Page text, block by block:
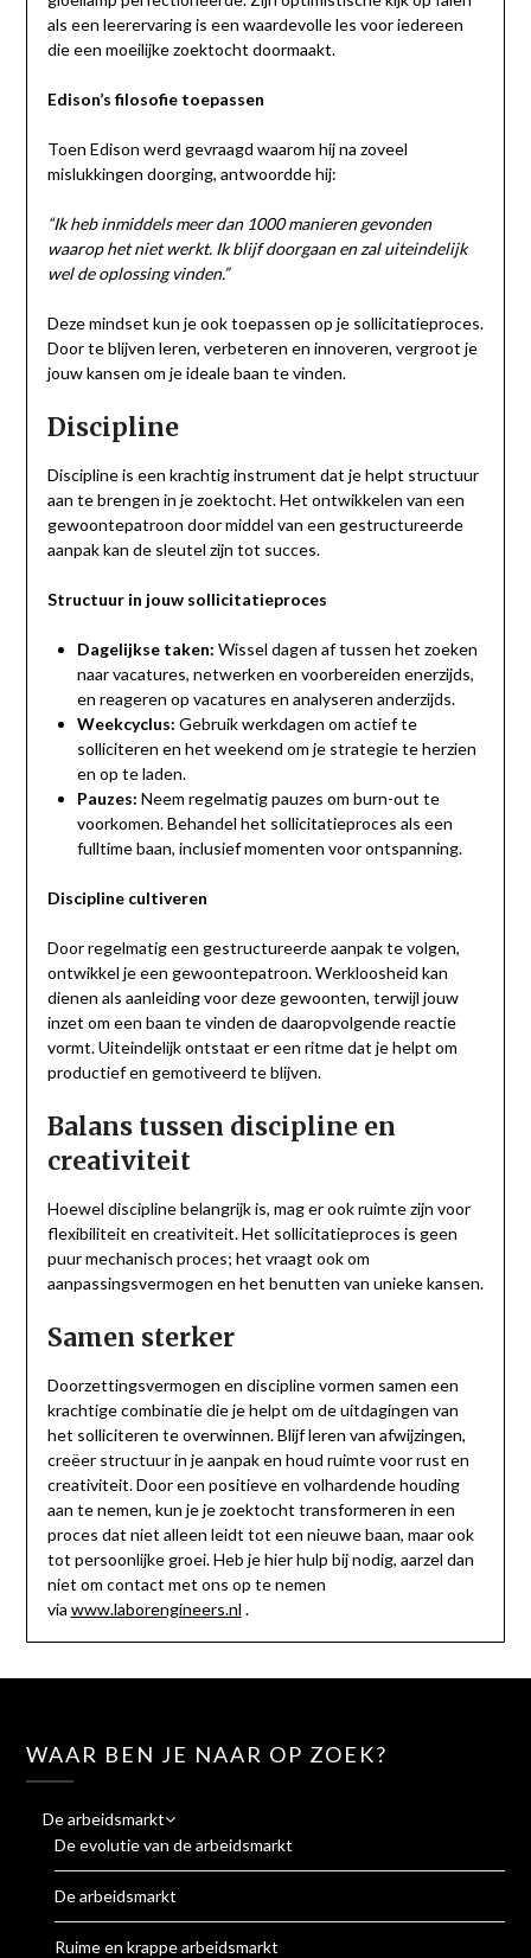
als een leerervaring is een waardevolle les voor iedereen
die een moeilijke zoektocht doormaakt.
Edison’s filosofie toepassen
Toen Edison werd gevraagd waarom hij na zoveel
mislukkingen doorging, antwoordde hij:
“Ik heb inmiddels meer dan 1000 manieren gevonden
waarop het niet werkt. Ik blijf doorgaan en zal uiteindelijk
wel de oplossing vinden.”
Deze mindset kun je ook toepassen op je sollicitatieproces.
Door te blijven leren, verbeteren en innoveren, vergroot je
jouw kansen om je ideale baan te vinden.
Discipline
Discipline is een krachtig instrument dat je helpt structuur
aan te brengen in je zoektocht. Het ontwikkelen van een
gewoontepatroon door middel van een gestructureerde
aanpak kan de sleutel zijn tot succes.
Structuur in jouw sollicitatieproces
Dagelijkse taken: Wissel dagen af tussen het zoeken
naar vacatures, netwerken en voorbereiden enerzijds,
en reageren op vacatures en analyseren anderzijds.
Weekcyclus: Gebruik werkdagen om actief te
solliciteren en het weekend om je strategie te herzien
en op te laden.
Pauzes: Neem regelmatig pauzes om burn-out te
voorkomen. Behandel het sollicitatieproces als een
fulltime baan, inclusief momenten voor ontspanning.
Discipline cultiveren
Door regelmatig een gestructureerde aanpak te volgen,
ontwikkel je een gewoontepatroon. Werkloosheid kan
dienen als aanleiding voor deze gewoonten, terwijl jouw
inzet om een baan te vinden de daaropvolgende reactie
vormt. Uiteindelijk ontstaat er een ritme dat je helpt om
productief en gemotiveerd te blijven.
Balans tussen discipline en
creativiteit
Hoewel discipline belangrijk is, mag er ook ruimte zijn voor
flexibiliteit en creativiteit. Het sollicitatieproces is geen
puur mechanisch proces; het vraagt ook om
aanpassingsvermogen en het benutten van unieke kansen.
Samen sterker
Doorzettingsvermogen en discipline vormen samen een
krachtige combinatie die je helpt om de uitdagingen van
het solliciteren te overwinnen. Blijf leren van afwijzingen,
creëer structuur in je aanpak en houd ruimte voor rust en
creativiteit. Door een positieve en volhardende houding
aan te nemen, kun je je zoektocht transformeren in een
proces dat niet alleen leidt tot een nieuwe baan, maar ook
tot persoonlijke groei. Heb je hier hulp bij nodig, aarzel dan
niet om contact met ons op te nemen
via www.laborengineers.nl .
WAAR BEN JE NAAR OP ZOEK?
De arbeidsmarkt
De evolutie van de arbeidsmarkt
De arbeidsmarkt
Ruime en krappe arbeidsmarkt